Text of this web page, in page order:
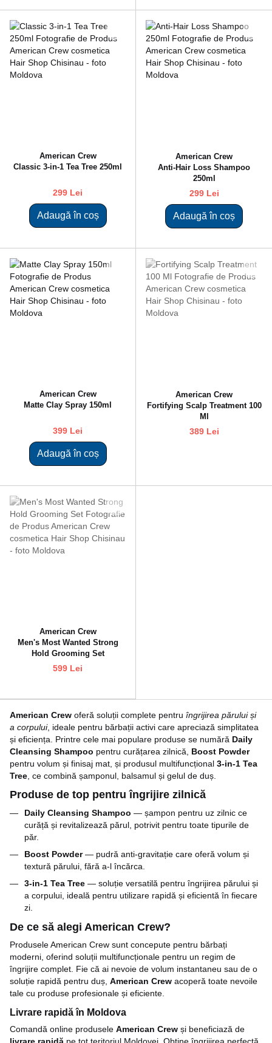
American Crew
Classic 3-in-1 Tea Tree 250ml
299 Lei
Adaugă în coș
American Crew
Anti-Hair Loss Shampoo
250ml
299 Lei
Adaugă în coș
American Crew
Matte Clay Spray 150ml
399 Lei
Adaugă în coș
American Crew
Fortifying Scalp Treatment 100
Ml
389 Lei
American Crew
Men's Most Wanted Strong
Hold Grooming Set
599 Lei
American Crew oferă soluții complete pentru îngrijirea părului și
a corpului, ideale pentru bărbații activi care apreciază simplitatea
și eficiența. Printre cele mai populare produse se numără Daily
Cleansing Shampoo pentru curățarea zilnică, Boost Powder
pentru volum și finisaj mat, și produsul multifuncțional 3-in-1 Tea
Tree , ce combină șamponul, balsamul și gelul de duș.
Produse de top pentru îngrijire zilnică
Daily Cleansing Shampoo — șampon pentru uz zilnic ce
curăță și revitalizează părul, potrivit pentru toate tipurile de
păr.
Boost Powder— pudră anti-gravitație care oferă volum și
textură părului, fără a-l încărca.
3-in-1 Tea Tree — soluție versatilă pentru îngrijirea părului și
a corpului, ideală pentru utilizare rapidă și eficientă în fiecare
zi.
De ce să alegi American Crew?
Produsele American Crew sunt concepute pentru bărbați
moderni, oferind soluții multifuncționale pentru un regim de
îngrijire complet. Fie că ai nevoie de volum instantaneu sau de o
soluție rapidă pentru duș, American Crew acoperă toate nevoile
tale cu produse profesionale și eficiente.
Livrare rapidă în Moldova
Comandă online produsele American Crew și beneficiază de
livrare rapidă pe tot teritoriul Moldovei. Obține îngrijirea perfectă